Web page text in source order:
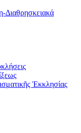
Διαθρησκειακά
Ἐκκλησίας